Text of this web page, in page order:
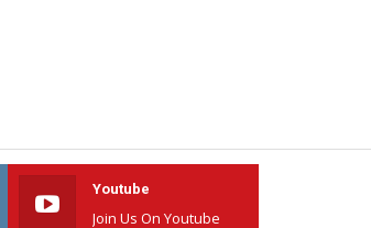
Youtube
Join Us On Youtube